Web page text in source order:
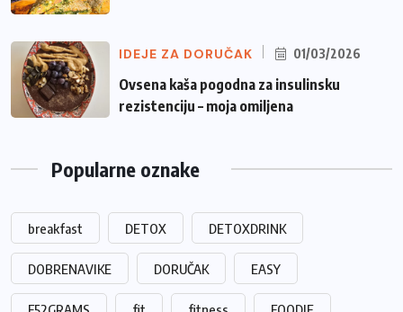
IDEJE ZA DORUČAK 01/03/2026
Ovsena kaša pogodna za insulinsku
rezistenciju – moja omiljena
Popularne oznake
breakfast DETOX DETOXDRINK
DOBRENAVIKE DORUČAK EASY